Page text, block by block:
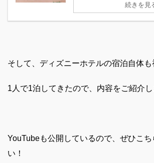
続きを見
そして、ディズニーホテルの宿泊自体も
1人で1泊してきたので、内容をご紹介し
YouTubeも公開しているので、ぜひこち
い！